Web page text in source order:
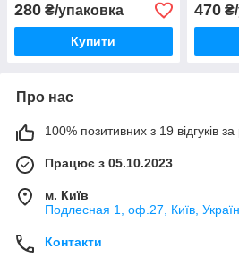
280 ₴/упаковка
Купити
470₴/
Про нас
100% позитивних з 19 відгуків за
Працює з 05.10.2023
м. Київ
Подлесная 1, оф.27, Київ,
Контакти